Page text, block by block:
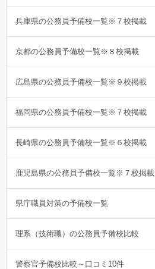
兵庫県の公務員予備校一覧※７校掲載
京都の公務員予備校一覧※８校掲載
広島県の公務員予備校一覧※９校掲載
福岡県の公務員予備校一覧※７校掲載
長崎県の公務員予備校一覧※６校掲載
鹿児島県の公務員予備校一覧※７校掲載
県庁職員対策の予備校一覧
理系（技術職）の公務員予備校比較
警察官予備校比較～口コミ10件